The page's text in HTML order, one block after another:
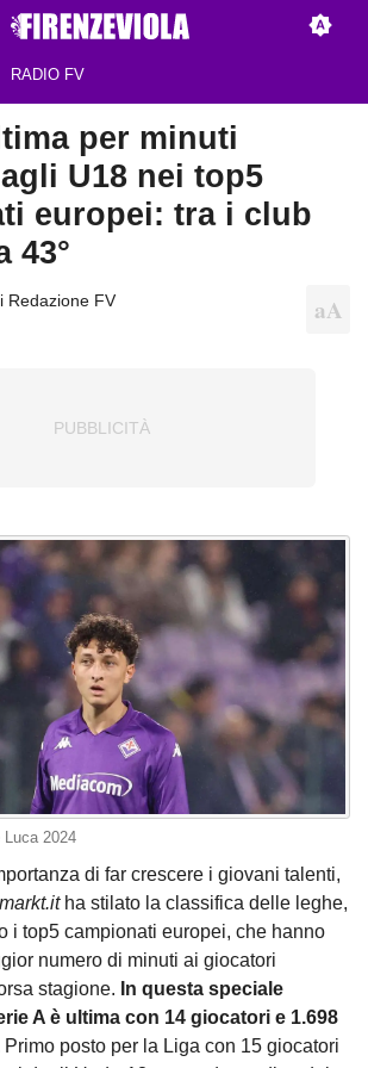
RADIO FV
per minuti
U18 nei top5
europei: tra i club
43°
Redazione FV
2024
di far crescere i giovani talenti,
ha stilato la classifica delle leghe,
i top5 campionati europei, che hanno
numero di minuti ai giocatori
stagione. In questa speciale
A è ultima con 14 giocatori e 1.698
Primo posto per la Liga con 15 giocatori